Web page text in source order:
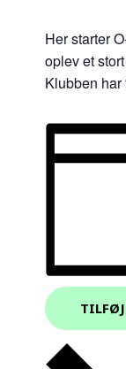
Her starter
oplev et
Klubben har